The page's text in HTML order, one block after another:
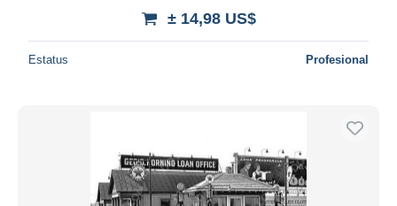
± 14,98 US$
Estatus Profesional